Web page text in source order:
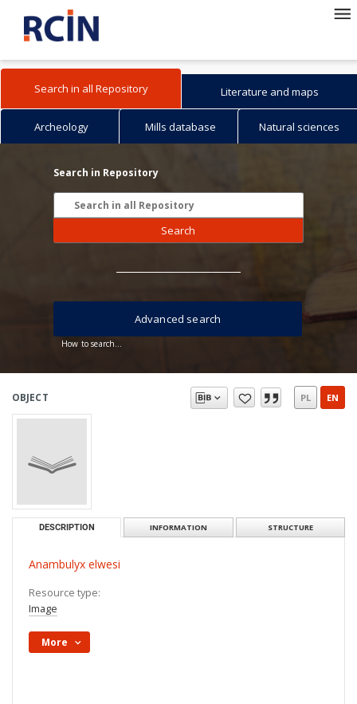
Search in all Repository Literature and maps
Archeology Mills database Natural sciences
Search in Repository
Search
How to search...
Advanced search
OBJECT PL EN
DESCRIPTION INFORMATION STRUCTURE
Anambulyx elwesi
Resource type:
Image
More